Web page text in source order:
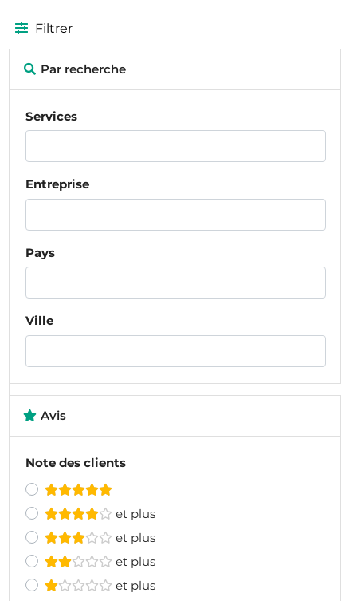
Filtrer
Par recherche
Services
Entreprise
Pays
Ville
Avis
Note des clients
et plus
et plus
et plus
et plus